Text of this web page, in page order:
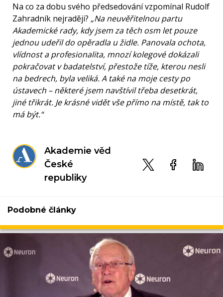
Na co za dobu svého předsedování vzpomínal Rudolf
Zahradník nejraději? „Na neuvěřitelnou partu
Akademické rady, kdy jsem za těch osm let pouze
jednou udeřil do opěradla u židle. Panovala ochota,
vlídnost a profesionalita, mnozí kolegové dokázali
pokračovat v badatelství, přestože tíže, kterou nesli
na bedrech, byla veliká. A také na moje cesty po
ústavech – některé jsem navštívil třeba desetkrát,
jiné třikrát. Je krásné vidět vše přímo na místě, tak to
má být.“
Akademie věd
České
republiky
Podobné články